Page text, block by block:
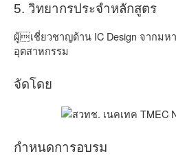
5. วิทยากรประจำหลักสูตร
ผู้เชี่ยวชาญด้าน IC Design จากมห
อุตสาหกรรม
จัดโดย
กำหนดการอบรม